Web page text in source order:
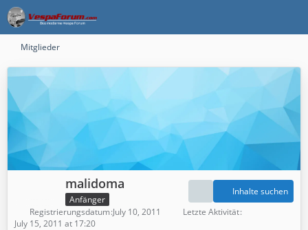
Mitglieder
malidoma
Anfänger
Inhalte suchen
Registrierungsdatum July 10, 2011
Letzte Aktivität
July 15, 2011 at 17:20